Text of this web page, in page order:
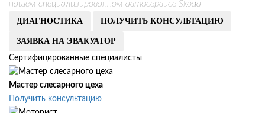
нашем специализированном автосервисе Skoda
ДИАГНОСТИКА ПОЛУЧИТЬ КОНСУЛЬТАЦИЮ
ЗАЯВКА НА ЭВАКУАТОР
Сертифицированные специалисты
Мастер слесарного цеха
Получить консультацию